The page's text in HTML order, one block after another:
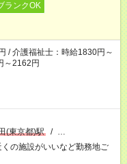
ランクOK
/ 介護福祉士：時給1830円～
～2162円
(東京都)駅 / …
の施設がいいなど勤務地ご